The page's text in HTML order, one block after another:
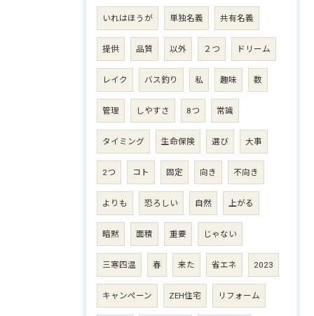
いれはほうが 単独名義 共有名義
提供 品質 以外 ２つ ドリーム
レイク バス釣り 私 趣味 数
管理 しやすさ 8つ 常識
タイミング 生命保険 選び 大事
2つ コト 固定 向き 不向き
よりも 恐ろしい 自然 上がる
暗黙 面積 重要 じゃない
三寒四温 春 来た 省エネ 2023
キャンペーン ZEH住宅 リフォーム